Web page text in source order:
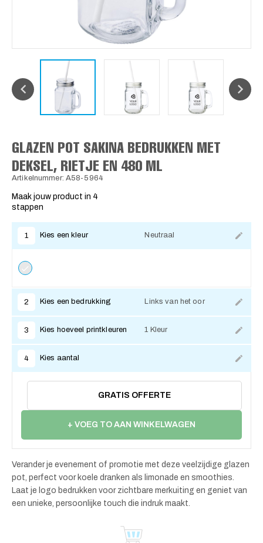
GLAZEN POT SAKINA BEDRUKKEN MET
DEKSEL, RIETJE EN 480 ML
Artikelnummer: A58-5964
Maak jouw product in 4
stappen
1 Kies een kleur Neutraal
2 Kies een bedrukking Links van het oor
3 Kies hoeveel printkleuren 1 Kleur
4 Kies aantal
GRATIS OFFERTE
+ VOEG TO AAN WINKELWAGEN
Verander je evenement of promotie met deze veelzijdige glazen
pot, perfect voor koele dranken als limonade en smoothies.
Laat je logo bedrukken voor zichtbare merkuiting en geniet van
een unieke, persoonlijke touch die indruk maakt.